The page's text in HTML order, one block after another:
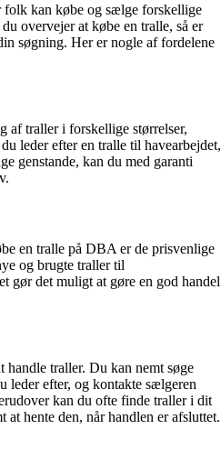
kan købe og sælge forskellige
overvejer at købe en tralle, så er
søgning. Her er nogle af fordelene
af traller i forskellige størrelser,
leder efter en tralle til havearbejdet,
genstande, kan du med garanti
en tralle på DBA er de prisvenlige
og brugte traller til
gør det muligt at gøre en god handel
traller. Du kan nemt søge
leder efter, og kontakte sælgeren
kan du ofte finde traller i dit
hente den, når handlen er afsluttet.